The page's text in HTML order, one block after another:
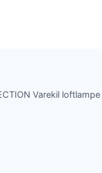
Varekil